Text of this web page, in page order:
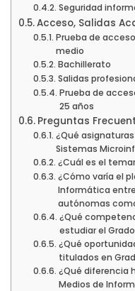
Seguridad
Acceso, Salidas
Prueba de
medio
Bachillerato
Salidas
Prueba de
25 años
Preguntas
¿Qué
Sistemas
¿Cuál es el
¿Cómo varía el
Informática
autónomas
¿Qué
estudiar el
¿Qué
titulados en
¿Qué diferencia
Medios de